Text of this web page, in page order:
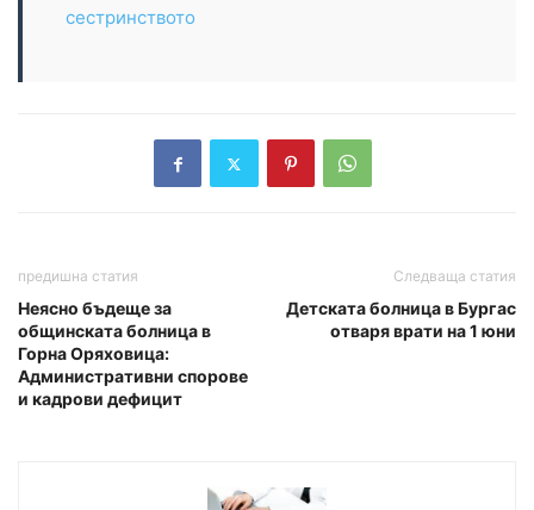
сестринството
предишна статия
Неясно бъдеще за
общинската болница в
Горна Оряховица:
Административни спорове
и кадрови дефицит
Следваща статия
Детската болница в Бургас
отваря врати на 1 юни